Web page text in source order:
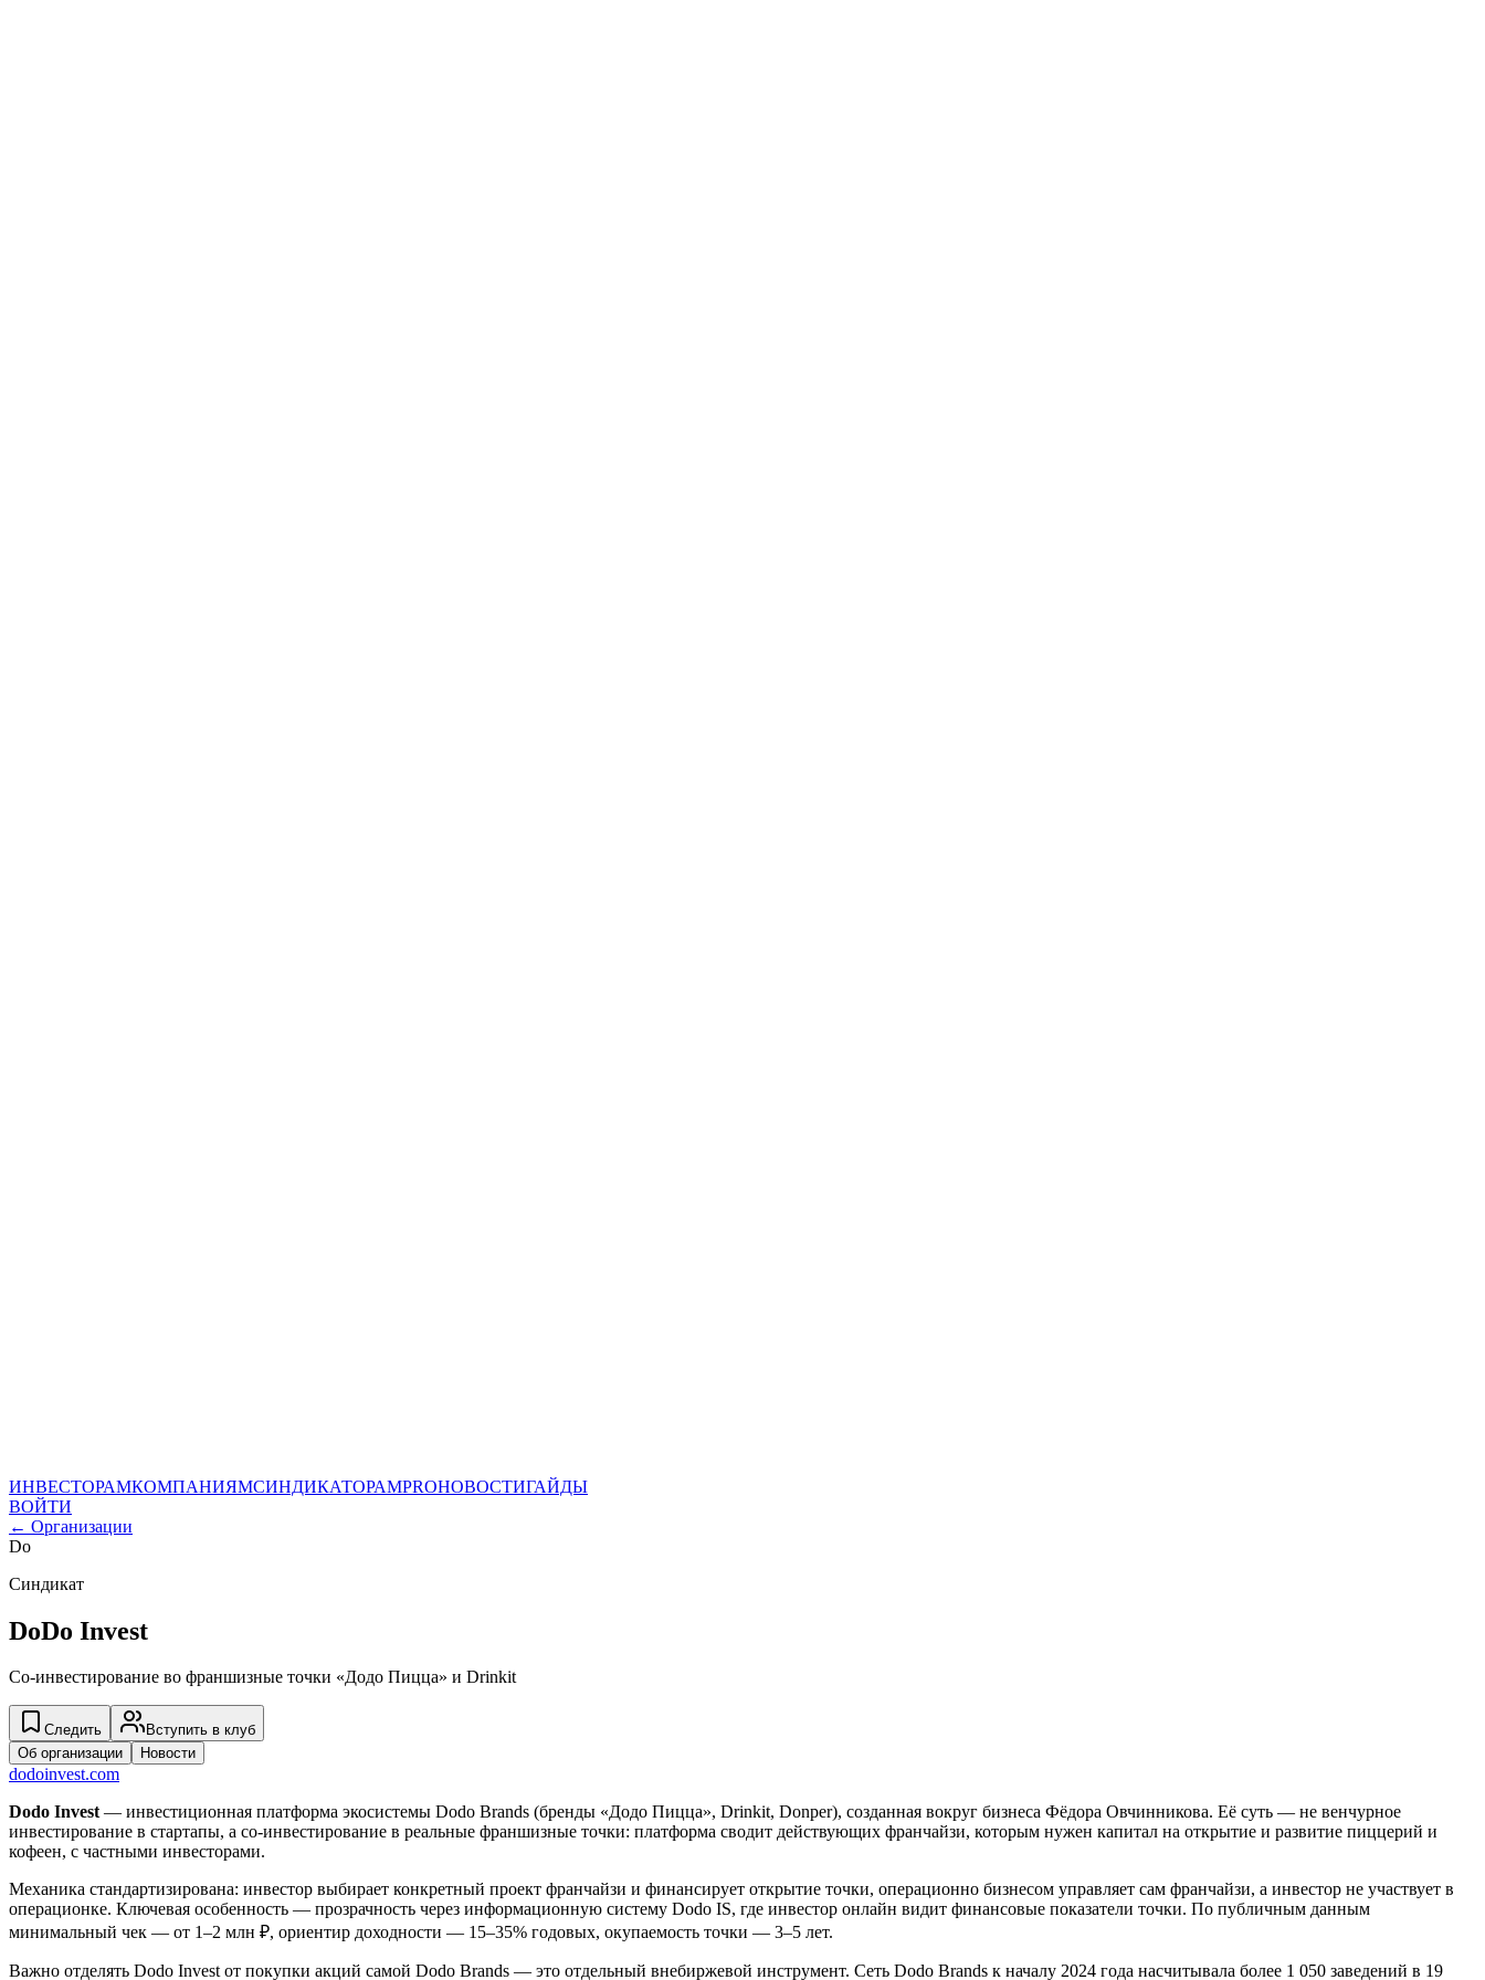
ИНВЕСТОРАМКОМПАНИЯМСИНДИКАТОРАМPROНОВОСТИГАЙДЫ
ВОЙТИ
← Организации
Do
Синдикат
DoDo Invest
Со-инвестирование во франшизные точки «Додо Пицца» и Drinkit
Следить
Вступить в клуб
Об организации
Новости
dodoinvest.com
Dodo Invest— инвестиционная платформа экосистемы Dodo Brands (бренды «Додо Пицца», Drinkit, Donper), созданная вокруг бизнеса Фёдора Овчинникова. Её суть — не венчурное
инвестирование в стартапы, а со-инвестирование в реальные франшизные точки: платформа сводит действующих франчайзи, которым нужен капитал на открытие и развитие пиццерий и
кофеен, с частными инвесторами.
Механика стандартизирована: инвестор выбирает конкретный проект франчайзи и финансирует открытие точки, операционно бизнесом управляет сам франчайзи, а инвестор не участвует в
операционке. Ключевая особенность — прозрачность через информационную систему Dodo IS, где инвестор онлайн видит финансовые показатели точки. По публичным данным
минимальный чек — от 1–2 млн ₽, ориентир доходности — 15–35% годовых, окупаемость точки — 3–5 лет.
Важно отделять Dodo Invest от покупки акций самой Dodo Brands — это отдельный внебиржевой инструмент. Сеть Dodo Brands к началу 2024 года насчитывала более 1 050 заведений в 19